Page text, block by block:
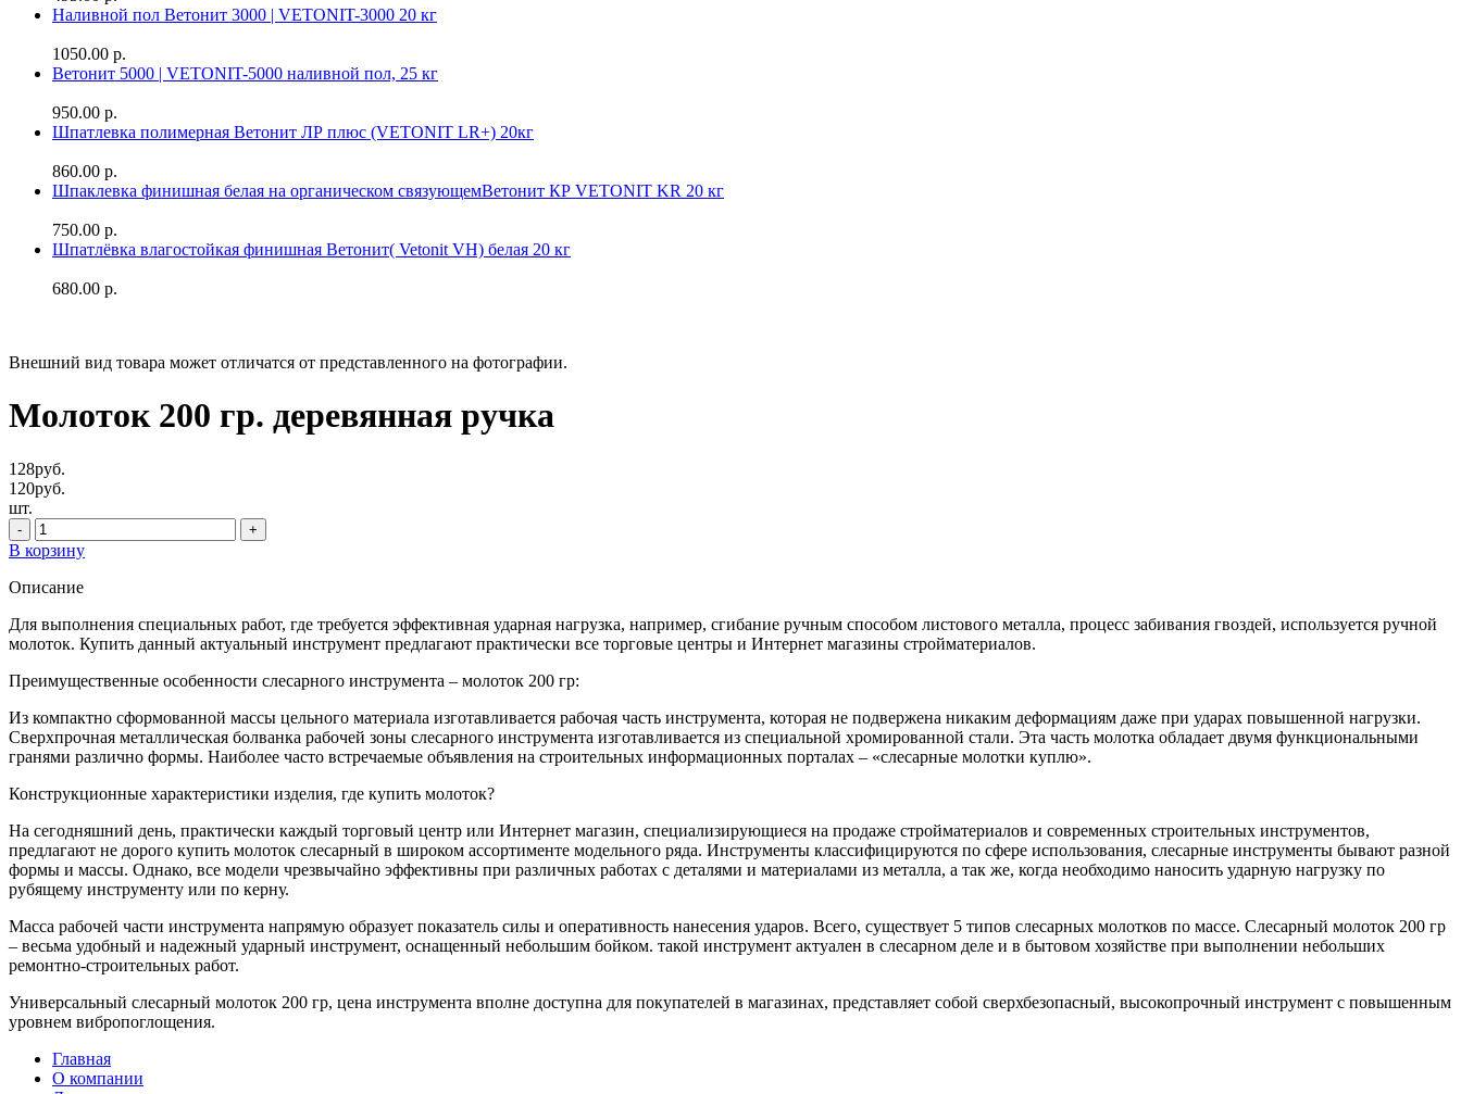
Наливной пол Ветонит 3000 | VETONIT-3000 20 кг
1050.00 р.
Ветонит 5000 | VETONIT-5000 наливной пол, 25 кг
950.00 р.
Шпатлевка полимерная Ветонит ЛР плюс (VETONIT LR+) 20кг
860.00 р.
Шпаклевка финишная белая на органическом связующемВетонит КР VETONIT KR 20 кг
750.00 р.
Шпатлёвка влагостойкая финишная Ветонит( Vetonit VH) белая 20 кг
680.00 р.
Внешний вид товара может отличатся от представленного на фотографии.
Молоток 200 гр. деревянная ручка
128руб.
120руб.
шт.
В корзину
Описание
Для выполнения специальных работ, где требуется эффективная ударная нагрузка, например, сгибание ручным способом листового металла, процесс забивания гвоздей, используется ручной
молоток. Купить данный актуальный инструмент предлагают практически все торговые центры и Интернет магазины стройматериалов.
Преимущественные особенности слесарного инструмента – молоток 200 гр:
Из компактно сформованной массы цельного материала изготавливается рабочая часть инструмента, которая не подвержена никаким деформациям даже при ударах повышенной нагрузки.
Сверхпрочная металлическая болванка рабочей зоны слесарного инструмента изготавливается из специальной хромированной стали. Эта часть молотка обладает двумя функциональными
гранями различно формы. Наиболее часто встречаемые объявления на строительных информационных порталах – «слесарные молотки куплю».
Конструкционные характеристики изделия, где купить молоток?
На сегодняшний день, практически каждый торговый центр или Интернет магазин, специализирующиеся на продаже стройматериалов и современных строительных инструментов,
предлагают не дорого купить молоток слесарный в широком ассортименте модельного ряда. Инструменты классифицируются по сфере использования, слесарные инструменты бывают разной
формы и массы. Однако, все модели чрезвычайно эффективны при различных работах с деталями и материалами из металла, а так же, когда необходимо наносить ударную нагрузку по
рубящему инструменту или по керну.
Масса рабочей части инструмента напрямую образует показатель силы и оперативность нанесения ударов. Всего, существует 5 типов слесарных молотков по массе. Слесарный молоток 200 гр
– весьма удобный и надежный ударный инструмент, оснащенный небольшим бойком. такой инструмент актуален в слесарном деле и в бытовом хозяйстве при выполнении небольших
ремонтно-строительных работ.
Универсальный слесарный молоток 200 гр, цена инструмента вполне доступна для покупателей в магазинах, представляет собой сверхбезопасный, высокопрочный инструмент с повышенным
уровнем вибропоглощения.
Главная
О компании